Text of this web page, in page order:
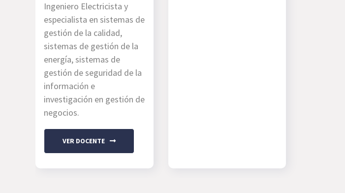
Ingeniero Electricista y
especialista en sistemas de
gestión de la calidad,
sistemas de gestión de la
energía, sistemas de
gestión de seguridad de la
información e
investigación en gestión de
negocios.
VER DOCENTE